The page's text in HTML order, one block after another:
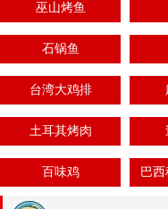
巫山烤鱼
石锅鱼
台湾大鸡排
土耳其烤肉
百味鸡 巴